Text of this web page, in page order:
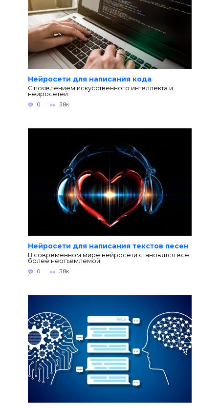
Нейросети для написания кода
С появлением искусственного интеллекта и
нейросетей
0 3.8к.
Нейросети для написания текстов песен
В современном мире нейросети становятся все
более неотъемлемой
0 3.8к.